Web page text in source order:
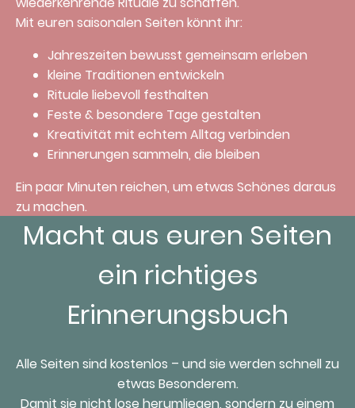
Mit euren saisonalen Seiten könnt ihr:
Jahreszeiten bewusst gemeinsam erleben
kleine Traditionen entwickeln
Rituale liebevoll festhalten
Feste & besondere Tage gestalten
Kreativität mit echtem Alltag verbinden
Erinnerungen sammeln, die bleiben
Ein paar Minuten reichen, um etwas Schönes daraus
zu machen.
Macht aus euren Seiten
ein richtiges
Erinnerungsbuch
Alle Seiten sind kostenlos – und sie werden schnell zu
etwas Besonderem.
Damit sie nicht lose herumliegen, sondern zu einem